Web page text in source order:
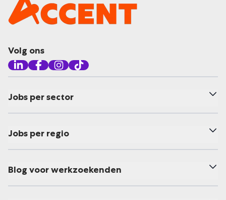
Volg ons
Jobs per sector
Jobs per regio
Blog voor werkzoekenden